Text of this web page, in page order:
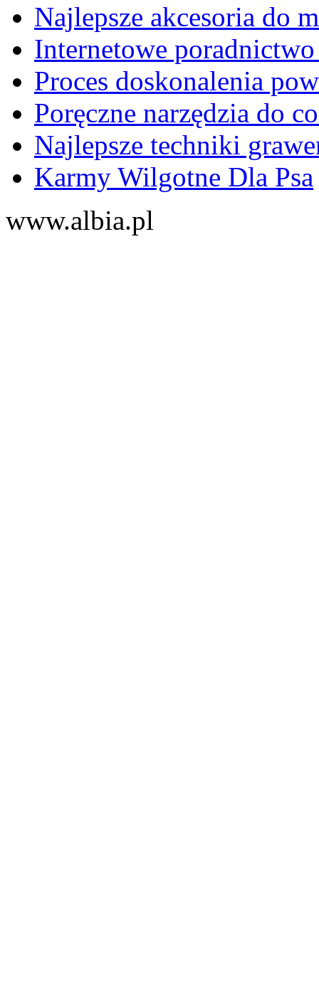
Najlepsze akcesoria do
Internetowe
Proces doskonalenia
Poręczne narzędzia do
Najlepsze techniki
Karmy Wilgotne Dla Psa
www.albia.pl